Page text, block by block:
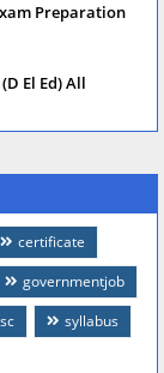
Preparation
El Ed) All
certificate
governmentjob
syllabus